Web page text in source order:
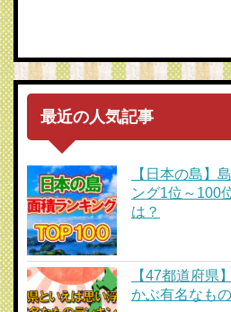
最近の人気記事
【日本の島】
ング1位～100
は？
【47都道府県
かぶ有名なも